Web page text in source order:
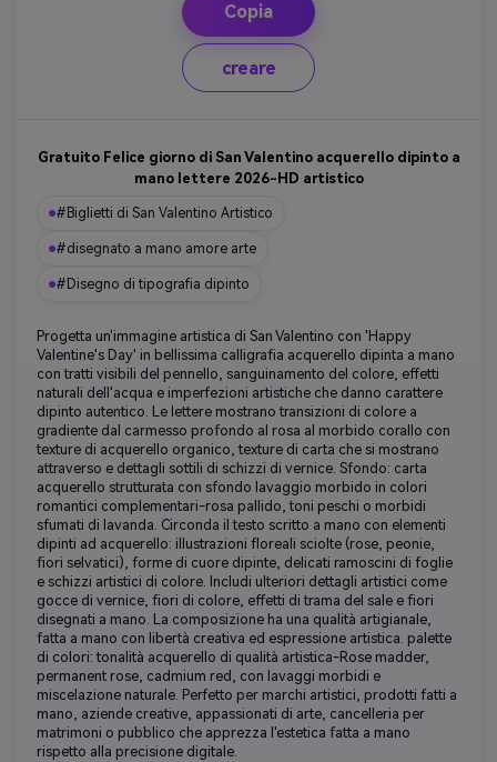
Copia
creare
Gratuito Felice giorno di San Valentino acquerello dipinto a
mano lettere 2026-HD artistico
#Biglietti di San Valentino Artistico
#disegnato a mano amore arte
#Disegno di tipografia dipinto
Progetta un'immagine artistica di San Valentino con 'Happy
Valentine's Day' in bellissima calligrafia acquerello dipinta a mano
con tratti visibili del pennello, sanguinamento del colore, effetti
naturali dell'acqua e imperfezioni artistiche che danno carattere
dipinto autentico. Le lettere mostrano transizioni di colore a
gradiente dal carmesso profondo al rosa al morbido corallo con
texture di acquerello organico, texture di carta che si mostrano
attraverso e dettagli sottili di schizzi di vernice. Sfondo: carta
acquerello strutturata con sfondo lavaggio morbido in colori
romantici complementari-rosa pallido, toni peschi o morbidi
sfumati di lavanda. Circonda il testo scritto a mano con elementi
dipinti ad acquerello: illustrazioni floreali sciolte (rose, peonie,
fiori selvatici), forme di cuore dipinte, delicati ramoscini di foglie
e schizzi artistici di colore. Includi ulteriori dettagli artistici come
gocce di vernice, fiori di colore, effetti di trama del sale e fiori
disegnati a mano. La composizione ha una qualità artigianale,
fatta a mano con libertà creativa ed espressione artistica. palette
di colori: tonalità acquerello di qualità artistica-Rose madder,
permanent rose, cadmium red, con lavaggi morbidi e
miscelazione naturale. Perfetto per marchi artistici, prodotti fatti a
mano, aziende creative, appassionati di arte, cancelleria per
matrimoni o pubblico che apprezza l'estetica fatta a mano
rispetto alla precisione digitale.